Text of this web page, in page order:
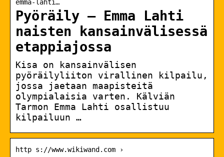
emma-lahti…
Pyöräily – Emma Lahti
naisten kansainvälisessä
etappiajossa
Kisa on kansainvälisen
pyöräilyliiton virallinen kilpailu,
jossa jaetaan maapisteitä
olympialaisia varten. Kälviän
Tarmon Emma Lahti osallistuu
kilpailuun …
http s://www.wikiwand.com ›